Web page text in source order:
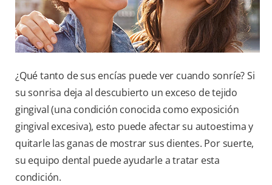
¿Qué tanto de sus encías puede ver cuando sonríe? Si
su sonrisa deja al descubierto un exceso de tejido
gingival (una condición conocida como exposición
gingival excesiva), esto puede afectar su autoestima y
quitarle las ganas de mostrar sus dientes. Por suerte,
su equipo dental puede ayudarle a tratar esta
condición.